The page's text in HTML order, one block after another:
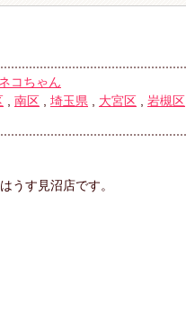
コちゃん
南区 埼玉県 大宮区 岩槻区
うす見沼店です。